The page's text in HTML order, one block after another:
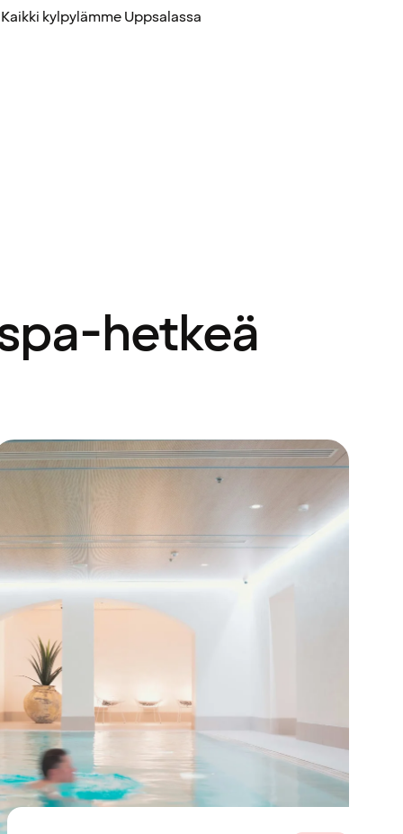
Kaikki kylpylämme Uppsalassa
hetkeä